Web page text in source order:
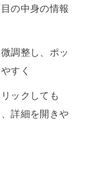
の中身の情報
調整し、ポッ
すく
ックしても
詳細を開きや